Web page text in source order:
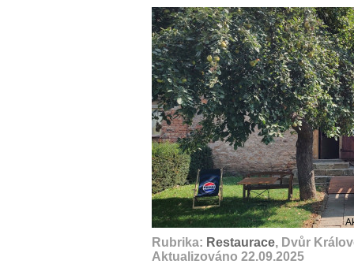
Rubrika: Restaurace, Dvůr
Aktualizováno 22.09.2025